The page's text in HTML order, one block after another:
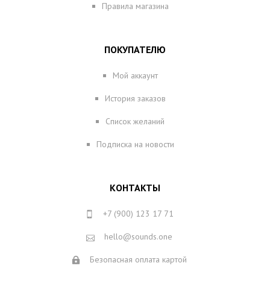
Правила магазина
ПОКУПАТЕЛЮ
Мой аккаунт
История заказов
Список желаний
Подписка на новости
КОНТАКТЫ
+7 (900) 123 17 71
hello@sounds.one
Безопасная оплата картой